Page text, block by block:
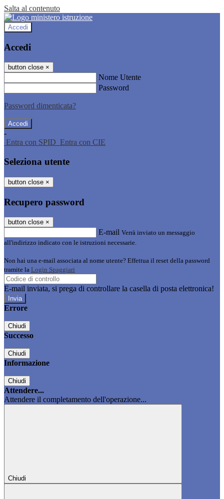
Salta al contenuto
Accedi
Accedi
button close ×
Nome Utente
Password
Password dimenticata?
-
Entra con SPID Entra con CIE
Seleziona utente
button close ×
Recupero password
button close ×
E-mail Verrà inviato un messaggio
all'indirizzo indicato con le istruzioni necessarie.
Non hai una e-mail associata al nome utente? Effettua il reset della password
tramite la Login Spaggiari
E-mail inviata, si prega di controllare la casella di posta elettronica!
Errore
Chiudi
Successo
Chiudi
Informazione
Chiudi
Attendere...
Attendere il completamento dell'operazione...
Chiudi